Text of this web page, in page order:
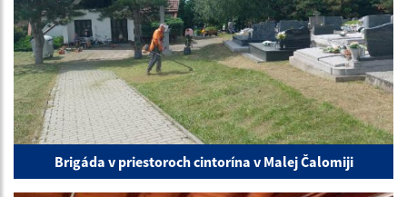
Brigáda v priestoroch cintorína v Malej Čalomiji